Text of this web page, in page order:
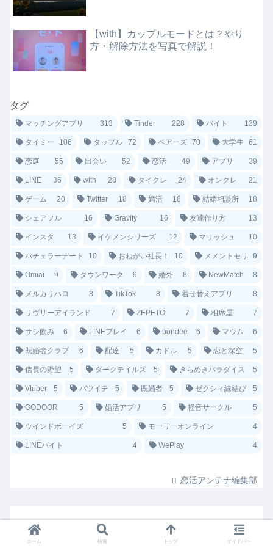
【with】カップルモードとは？やり
方・解除方法を写真で解説！
タグ
マッチングアプリ 313 Tinder 228 バイト 139
タイミー 106 タップル 72 ペアーズ 70 大学生 61
恋庭 55 出会い 52 恋活 49 アプリ 39
LINE 36 with 28 タイクレ 24 オンクレ 21
ゲーム 20 Twitter 18 婚活 18 結婚相談所 18
シェアフル 16 Gravity 16 友達作り方 13
インスタ 13 イケメンシリーズ 12 マリッシュ 10
バチェラーデート 10 おねがい社長！ 10 メメントモリ 9
Omiai 9 タウンワーク 9 婚外 8 NewMatch 8
メルカリハロ 8 TikTok 8 着せ替えアプリ 8
リヴリーアイランド 7 ZEPETO 7 相席屋 7
サシ飲み 6 LINEプレイ 6 bondee 6 マウム 6
既婚者クラブ 6 配達 5 カドル 5 恋と深空 5
信長の野望 5 ダークテイルズ 5 きらめきパラダイス 5
Vtuber 5 バツイチ 5 既婚者 5 ゼクシィ縁結び 5
GODOOR 5 婚活アプリ 5 軽音サークル 5
ウインドボーイズ 5 モーリーオンライン 4
LINEバイト 4 WePlay 4
恋活アンテナ編集部
ホーム 検索 トップ サイドバー